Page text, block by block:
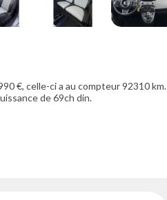
€, celle-ci a au compteur 92310 km.
de 69ch din.